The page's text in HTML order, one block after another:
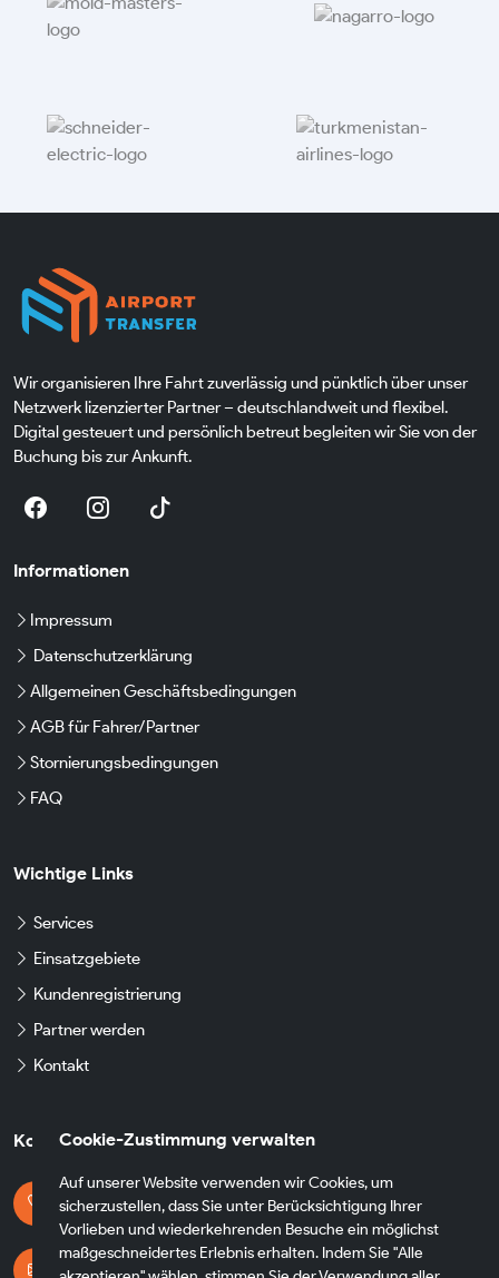
Cookie-Zustimmung verwalten
Auf unserer Website verwenden wir Cookies, um
sicherzustellen, dass Sie unter Berücksichtigung Ihrer
Vorlieben und wiederkehrenden Besuche ein möglichst
maßgeschneidertes Erlebnis erhalten. Indem Sie "Alle
Wir organisieren Ihre Fahrt zuverlässig und pünktlich über unser
Netzwerk lizenzierter Partner – deutschlandweit und flexibel.
Digital gesteuert und persönlich betreut begleiten wir Sie von der
Buchung bis zur Ankunft.
Informationen
Impressum
Datenschutzerklärung
Allgemeinen Geschäftsbedingungen
AGB für Fahrer/Partner
Stornierungsbedingungen
FAQ
Wichtige Links
Services
Einsatzgebiete
Kundenregistrierung
Partner werden
Kontakt
Kontaktdaten
Kontaktieren Sie uns
+49 174 8790930
E-mail Adresse